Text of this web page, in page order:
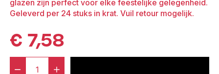
glazen zijn perfect voor elke feestelijke gelegenheid.
Geleverd per 24 stuks in krat. Vuil retour mogelijk.
€ 7,58
- +